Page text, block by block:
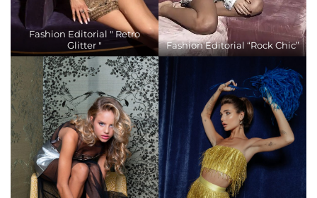
Fashion Editorial " Retro
Glitter "
Fashion Editorial “Rock Chic”